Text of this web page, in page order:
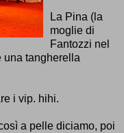
La Pina (la
moglie di
Fantozzi nel
una tangherella
i vip. hihi.
a pelle diciamo, poi